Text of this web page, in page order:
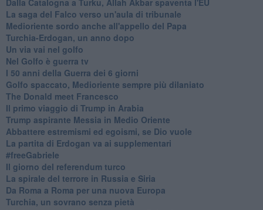
La saga del Falco verso un'aula di tribunale
Medioriente sordo anche all'appello del Papa
Turchia-Erdogan, un anno dopo
Un via vai nel golfo
Nel Golfo è guerra tv
I 50 anni della Guerra dei 6 giorni
Golfo spaccato, Medioriente sempre più dilaniato
The Donald meet Francesco
Il primo viaggio di Trump in Arabia
Trump aspirante Messia in Medio Oriente
Abbattere estremismi ed egoismi, se Dio vuole
La partita di Erdogan va ai supplementari
#freeGabriele
Il giorno del referendum turco
La spirale del terrore in Russia e Siria
Da Roma a Roma per una nuova Europa
Turchia, un sovrano senza pietà